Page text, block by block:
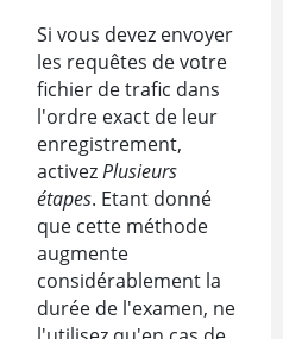
Si vous devez envoyer
les requêtes de votre
fichier de trafic dans
l'ordre exact de leur
enregistrement,
activezPlusieurs
étapes. Etant donné
que cette méthode
augmente
considérablement la
durée de l'examen, ne